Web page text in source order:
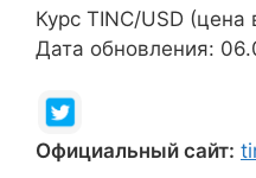
Курс TINC/USD
Дата обновления:
Официальный сайт: